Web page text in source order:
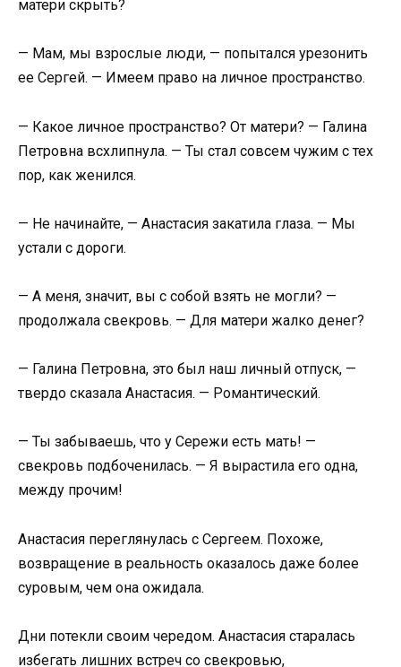
матери скрыть?
— Мам, мы взрослые люди, — попытался урезонить
ее Сергей. — Имеем право на личное пространство.
— Какое личное пространство? От матери? — Галина
Петровна всхлипнула. — Ты стал совсем чужим с тех
пор, как женился.
— Не начинайте, — Анастасия закатила глаза. — Мы
устали с дороги.
— А меня, значит, вы с собой взять не могли? —
продолжала свекровь. — Для матери жалко денег?
— Галина Петровна, это был наш личный отпуск, —
твердо сказала Анастасия. — Романтический.
— Ты забываешь, что у Сережи есть мать! —
свекровь подбоченилась. — Я вырастила его одна,
между прочим!
Анастасия переглянулась с Сергеем. Похоже,
возвращение в реальность оказалось даже более
суровым, чем она ожидала.
Дни потекли своим чередом. Анастасия старалась
избегать лишних встреч со свекровью,